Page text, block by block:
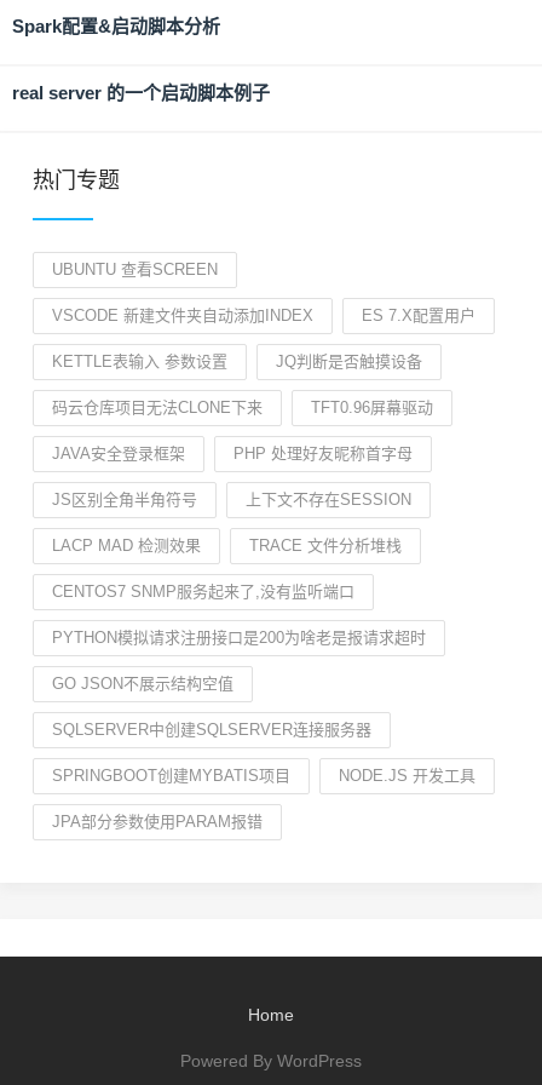
Spark配置&启动脚本分析
real server 的一个启动脚本例子
热门专题
UBUNTU 查看SCREEN
VSCODE 新建文件夹自动添加INDEX ES 7.X配置用户
KETTLE表输入 参数设置 JQ判断是否触摸设备
码云仓库项目无法CLONE下来 TFT0.96屏幕驱动
JAVA安全登录框架 PHP 处理好友昵称首字母
JS区别全角半角符号 上下文不存在SESSION
LACP MAD 检测效果 TRACE 文件分析堆栈
CENTOS7 SNMP服务起来了,没有监听端口
PYTHON模拟请求注册接口是200为啥老是报请求超时
GO JSON不展示结构空值
SQLSERVER中创建SQLSERVER连接服务器
SPRINGBOOT创建MYBATIS项目 NODE.JS 开发工具
JPA部分参数使用PARAM报错
Home
Powered By WordPress